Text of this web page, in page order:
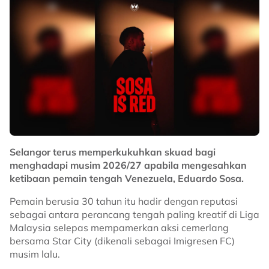
Selangor terus memperkukuhkan skuad bagi
menghadapi musim 2026/27 apabila mengesahkan
ketibaan pemain tengah Venezuela, Eduardo Sosa.
Pemain berusia 30 tahun itu hadir dengan reputasi
sebagai antara perancang tengah paling kreatif di Liga
Malaysia selepas mempamerkan aksi cemerlang
bersama Star City (dikenali sebagai Imigresen FC)
musim lalu.